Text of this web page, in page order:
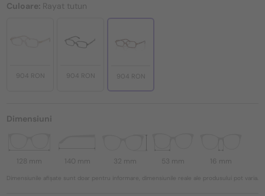
Culoare: Rayat tutun
904 RON 904 RON 904 RON
Dimensiuni
128 mm 140 mm 32 mm 53 mm 16 mm
Dimensiunile afișate sunt doar pentru informare, dimensiunile reale ale produsului pot varia.